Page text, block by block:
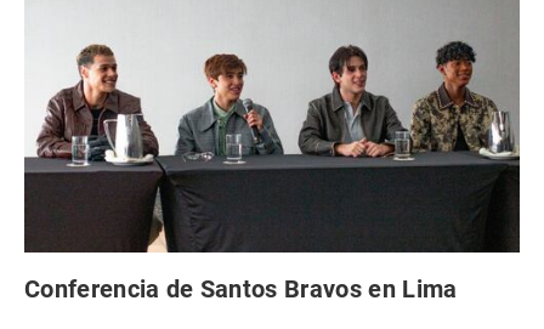
Conferencia de Santos Bravos en Lima